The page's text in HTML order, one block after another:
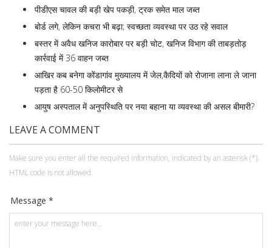
पीडीएस चावल की बड़ी खेप पकड़ी, ट्रक समेत माल जब्त
बोर्ड लगे, लेकिन कचरा भी बढ़ा; स्वच्छता व्यवस्था पर उठ रहे सवाल
बस्तर में अवैध खनिज कारोबार पर बड़ी चोट, खनिज विभाग की ताबड़तोड़
कार्रवाई में 36 वाहन जब्त
आखिर कब बनेगा कोंडागांव मुख्यालय में जेल,कैदियों को रोजाना लाना ले जाना
पड़ता है 60-50 किलोमीटर से
आयुष अस्पताल में अनुपस्थिति पर नया बहाना या व्यवस्था की असल बीमारी?
LEAVE A COMMENT
Make sure you enter all the required information, indicated by an asterisk (*).
HTML code is not allowed.
Message *